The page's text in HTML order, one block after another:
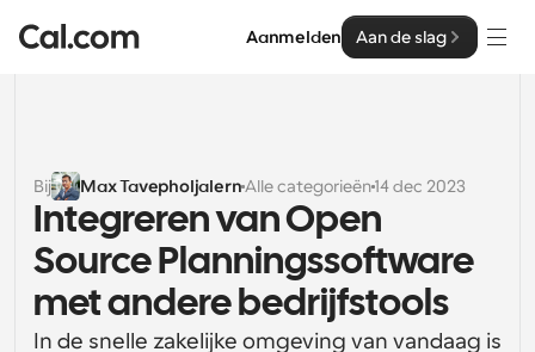
Aanmelden Aan de slag
Oplossingen
Op teamgrootte
Voor individuen
Persoonlijke planning eenvoudig gemaakt
Voor Teams
Enterprise
Cal.ai
Bij Max Tavepholjalern Alle categorieën14 dec 2023
Integreren van Open
Source Planningssoftware
met andere bedrijfstools
In de snelle zakelijke omgeving van vandaag is